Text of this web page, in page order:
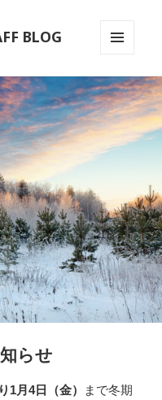
BLOG
ェット
らせ
1月4日（金）
まで冬期